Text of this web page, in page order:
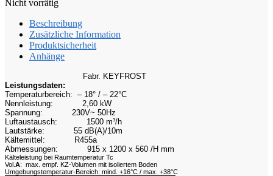
Nicht vorrätig
Beschreibung
Zusätzliche Information
Produktsicherheit
Anhänge
Fabr. KEYFROST
Leistungsdaten:
Temperaturbereich: – 18° / – 22°C
Nennleistung:
2,60 kW
Spannung:
230V~ 50Hz
Luftaustausch:
1500 m³/h
Lautstärke:
55 dB(A)/10m
Kältemittel:
R455a
Abmessungen:
915 x 1200 x 560 /H mm
Kälteleistung bei Raumtemperatur Tc
Vol. A: max. empf. KZ-Volumen mit isoliertem Boden
Umgebungstemperatur-Bereich: mind. +16°C / max. +38°C